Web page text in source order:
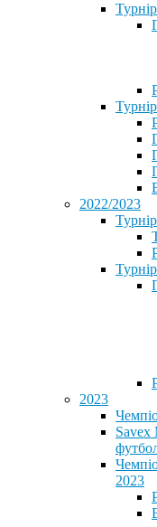
2022/2023
2023
Savex
2023